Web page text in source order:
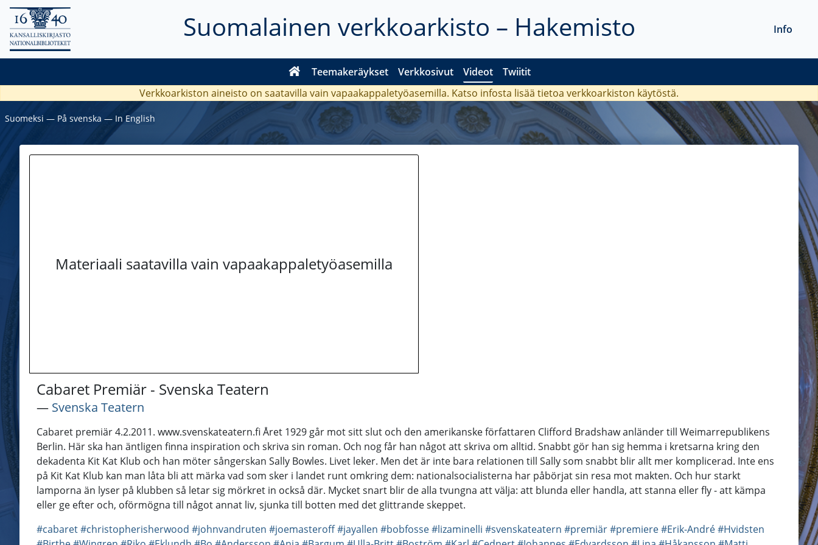
Suomalainen verkkoarkisto – Hakemisto
Teemakeräykset Verkkosivut Videot Twiitit
Info
Verkkoarkiston aineisto on saatavilla vain vapaakappaletyöasemilla. Katso infosta lisää tietoa verkkoarkiston käytöstä.
Suomeksi ― På svenska ― In English
Materiaali saatavilla vain vapaakappaletyöasemilla
Cabaret Premiär - Svenska Teatern
― Svenska Teatern
Cabaret premiär 4.2.2011. www.svenskateatern.fi Året 1929 går mot sitt slut och den amerikanske författaren Clifford Bradshaw anländer till Weimarrepublikens
Berlin. Här ska han äntligen finna inspiration och skriva sin roman. Och nog får han något att skriva om alltid. Snabbt gör han sig hemma i kretsarna kring den
dekadenta Kit Kat Klub och han möter sångerskan Sally Bowles. Livet leker. Men det är inte bara relationen till Sally som snabbt blir allt mer komplicerad. Inte ens
på Kit Kat Klub kan man låta bli att märka vad som sker i landet runt omkring dem: nationalsocialisterna har påbörjat sin resa mot makten. Och hur starkt
lamporna än lyser på klubben så letar sig mörkret in också där. Mycket snart blir de alla tvungna att välja: att blunda eller handla, att stanna eller fly - att kämpa
eller ge efter och, oförmögna till något annat liv, sjunka till botten med det glittrande skeppet.
#cabaret#christopherisherwood #johnvandruten #joemasteroff#jayallen #bobfosse#lizaminelli #svenskateatern #premiär#premiere#Erik-André#Hvidsten